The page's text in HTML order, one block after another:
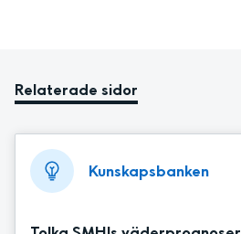
Relaterade sidor
Kunskapsbanken